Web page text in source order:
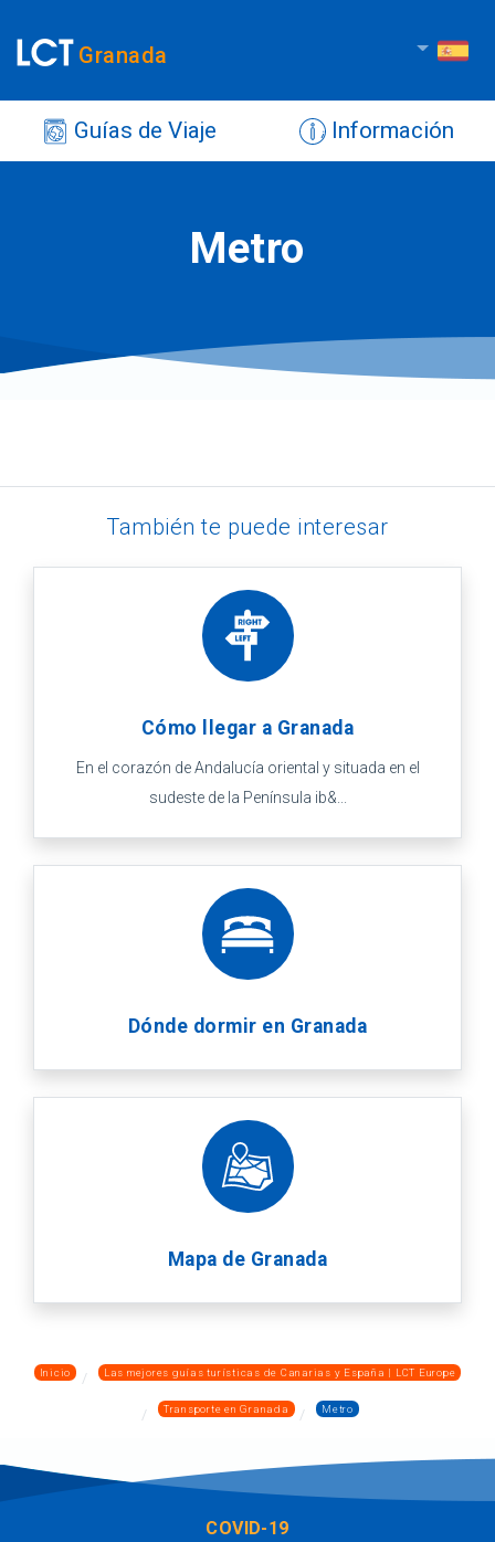
Granada
Guías de Viaje Información
Metro
También te puede interesar
Cómo llegar a Granada
En el corazón de Andalucía oriental y situada en el
sudeste de la Península ib&...
Dónde dormir en Granada
Mapa de Granada
Inicio Las mejores guías turísticas de Canarias y España | LCT Europe
Transporte en Granada Metro
COVID-19